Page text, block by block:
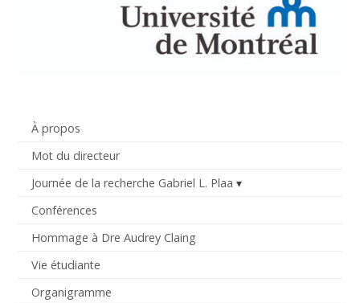
À propos
Mot du directeur
Journée de la recherche Gabriel L. Plaa
Conférences
Hommage à Dre Audrey Claing
Vie étudiante
Organigramme